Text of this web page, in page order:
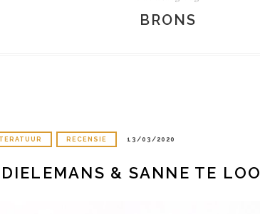
BRONS
RECENSIE 13/03/2020
& SANNE TE LOO